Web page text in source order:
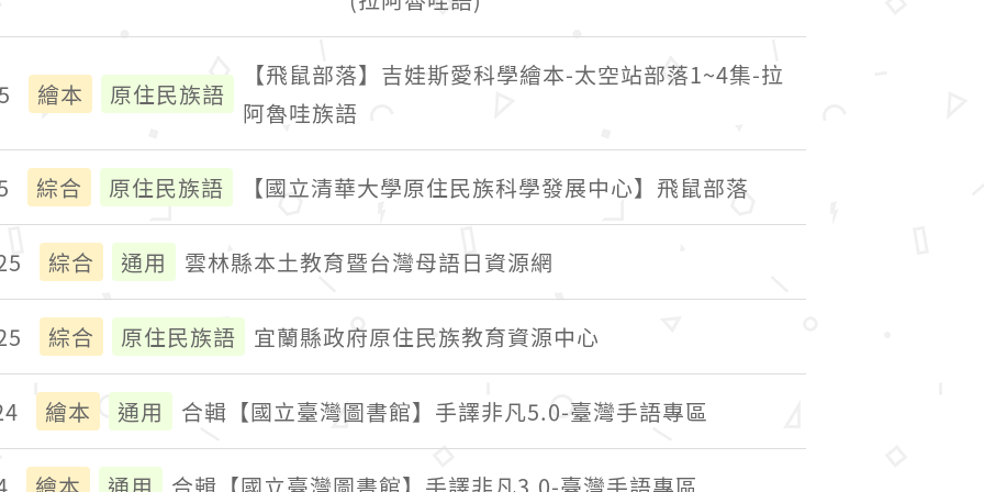
繪本 原住民族語
【飛鼠部落】吉娃斯愛科學繪本-太空站部落1~4集-拉
阿魯哇族語
綜合 原住民族語 【國立清華大學原住民族科學發展中心】飛鼠部落
綜合 通用 雲林縣本土教育暨台灣母語日資源網
綜合 原住民族語 宜蘭縣政府原住民族教育資源中心
繪本 通用 合輯【國立臺灣圖書館】手譯非凡5.0-臺灣手語專區